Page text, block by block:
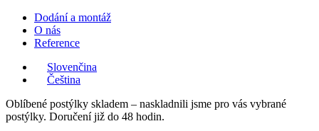
Přejít
obsahu
Dodání a montáž
O nás
Reference
Slovenčina
Čeština
Oblíbené postýlky skladem – naskladnili jsme pro vás vybrané
postýlky. Doručení již do 48 hodin.